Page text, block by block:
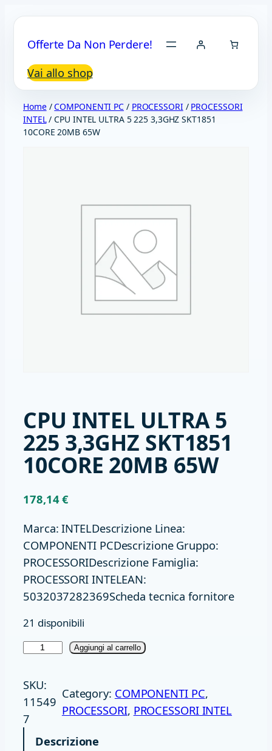
contenuto
Offerte Da Non Perdere!
Vai allo shop
Home/COMPONENTI PC / PROCESSORI/ PROCESSORI
INTEL/ CPU INTEL ULTRA 5 225 3,3GHZ SKT1851
10CORE 20MB 65W
CPU INTEL ULTRA 5
225 3,3GHZ SKT1851
10CORE 20MB 65W
178,14€
Marca: INTELDescrizione Linea:
COMPONENTI PCDescrizione Gruppo:
PROCESSORIDescrizione Famiglia:
PROCESSORI INTELEAN:
5032037282369Scheda tecnica fornitore
21 disponibili
U
I
N
Aggiungi al carrello
SKU:
11549
7
Category: COMPONENTI PC
PROCESSORI, PROCESSORI INTEL
Descrizione